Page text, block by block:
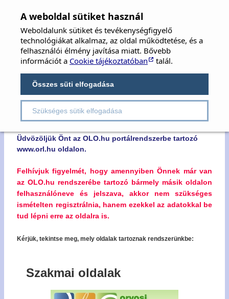
MFOE
MAGYAR FÜL-, ORR-, GÉGE ÉS FEJ-,
NYAKSEBÉSZ ORVOSOK EGYESÜLETE
Hungarian Society of Oto-Rhino-Laryngology,
Head & Neck Surgery
Kedves Látogatónk!
Üdvözöljük Önt az OLO.hu portálrendszerbe tartozó
www.orl.hu oldalon.
Felhívjuk figyelmét, hogy amennyiben Önnek már van
az OLO.hu rendszerébe tartozó bármely másik oldalon
felhasználóneve és jelszava, akkor nem szükséges
ismételten regisztrálnia, hanem ezekkel az adatokkal be
tud lépni erre az oldalra is.
Kérjük, tekintse meg, mely oldalak tartoznak rendszerünkbe:
Szakmai oldalak
A weboldal sütiket használ
Weboldalunk sütiket és tevékenységfigyelő
technológiákat alkalmaz, az oldal működtetése, és a
felhasználói élmény javítása miatt. Bővebb
információt a Cookie tájékoztatóban talál.
Összes süti elfogadása
Szükséges sütik elfogadása